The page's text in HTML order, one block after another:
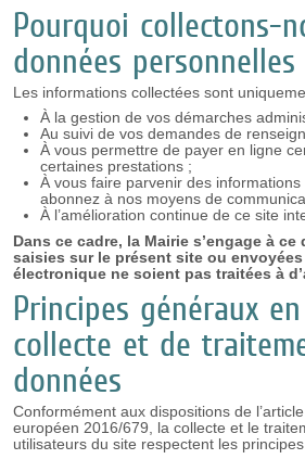
Pourquoi collectons-
données personnelles
Les informations collectées sont
À la gestion de vos démarches
Au suivi de vos demandes de
À vous permettre de payer en ligne
certaines prestations ;
À vous faire parvenir des
abonnez à nos moyens de
À l’amélioration continue de ce site
Dans ce cadre, la Mairie s’engage à
saisies sur le présent site ou envoyées
électronique ne soient pas traitées à
Principes généraux
collecte et de
données
Conformément aux dispositions de
européen 2016/679, la collecte et le
utilisateurs du site respectent les